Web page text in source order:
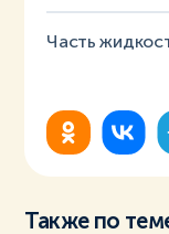
Часть
Также по